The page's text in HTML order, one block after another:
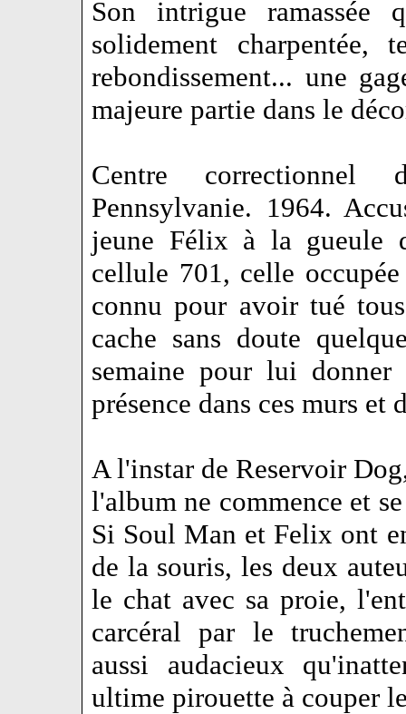
Son intrigue
solidement
rebondissement... une
majeure partie dans le
Centre correctionnel
Pennsylvanie. 1964.
jeune Félix à la gueule
cellule 701, celle
connu pour avoir tué
cache sans doute
semaine pour lui
présence dans ces murs et
A l'instar de Reservoir
l'album ne commence et
Si Soul Man et Felix ont
de la souris, les deux
le chat avec sa proie,
carcéral par le
aussi audacieux
ultime pirouette à couper